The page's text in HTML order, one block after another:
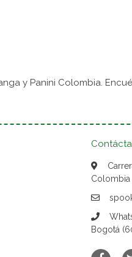
y Panini Colombia.
Colombia
Bogotá